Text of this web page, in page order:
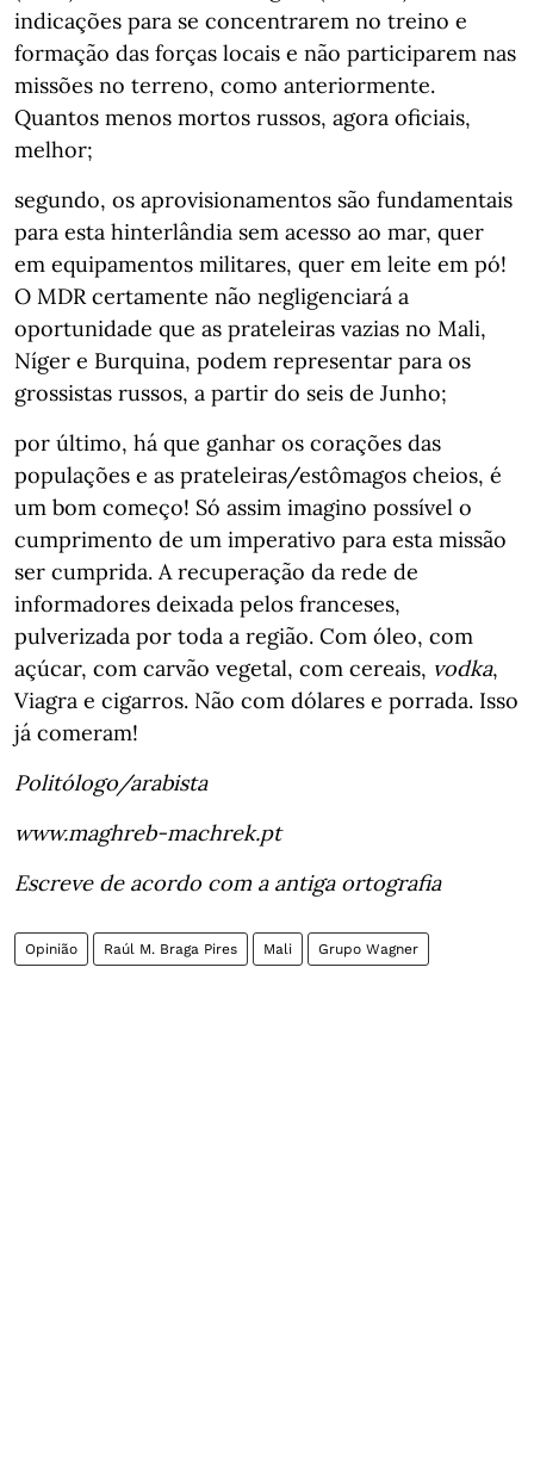
indicações para se concentrarem no treino e
formação das forças locais e não participarem nas
missões no terreno, como anteriormente.
Quantos menos mortos russos, agora oficiais,
melhor;
segundo, os aprovisionamentos são fundamentais
para esta hinterlândia sem acesso ao mar, quer
em equipamentos militares, quer em leite em pó!
O MDR certamente não negligenciará a
oportunidade que as prateleiras vazias no Mali,
Níger e Burquina, podem representar para os
grossistas russos, a partir do seis de Junho;
por último, há que ganhar os corações das
populações e as prateleiras/estômagos cheios, é
um bom começo! Só assim imagino possível o
cumprimento de um imperativo para esta missão
ser cumprida. A recuperação da rede de
informadores deixada pelos franceses,
pulverizada por toda a região. Com óleo, com
açúcar, com carvão vegetal, com cereais, vodka,
Viagra e cigarros. Não com dólares e porrada. Isso
já comeram!
Politólogo/arabista
www.maghreb-machrek.pt
Escreve de acordo com a antiga ortografia
Opinião Raúl M. Braga Pires Mali Grupo Wagner